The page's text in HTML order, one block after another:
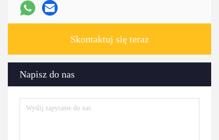
Skontaktuj się teraz
Napisz do nas